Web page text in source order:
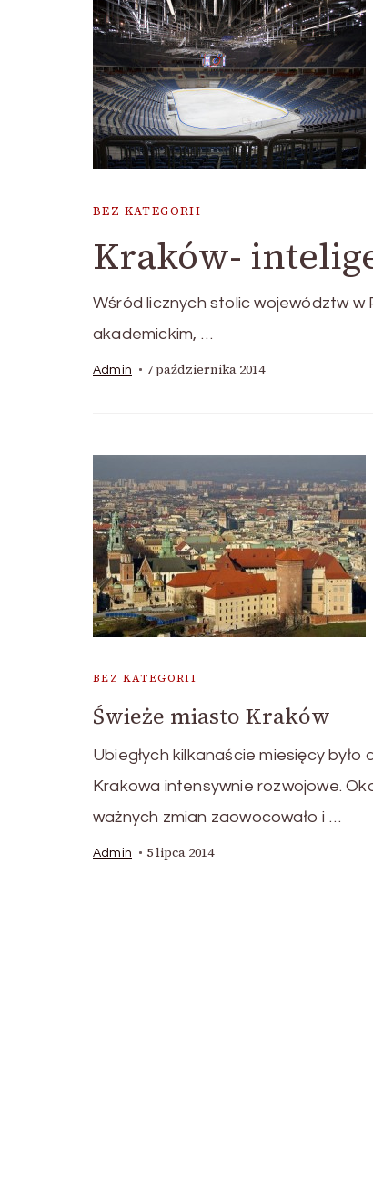
BEZ KATEGORII
Kraków-
Wśród licznych stolic województw w
akademickim, …
Admin 7 października 2014
BEZ KATEGORII
Świeże miasto Kraków
Ubiegłych kilkanaście miesięcy było
Krakowa intensywnie rozwojowe.
ważnych zmian zaowocowało i …
Admin 5 lipca 2014